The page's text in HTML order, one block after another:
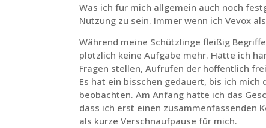
Was ich für mich allgemein auch noch
Nutzung zu sein. Immer wenn ich Vevox
Während meine Schützlinge fleißig
plötzlich keine Aufgabe mehr. Hätte ich
Fragen stellen, Aufrufen der hoffentlich
Es hat ein bisschen gedauert, bis ich
beobachten. Am Anfang hatte ich das
dass ich erst einen zusammenfassenden
als kurze Verschnaufpause für mich.